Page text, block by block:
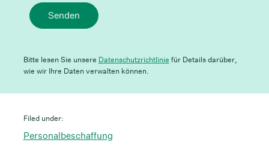
Senden
Bitte lesen Sie unsere Datenschutzrichtlinie für Details darüber,
wie wir Ihre Daten verwalten können.
Filed under:
Personalbeschaffung